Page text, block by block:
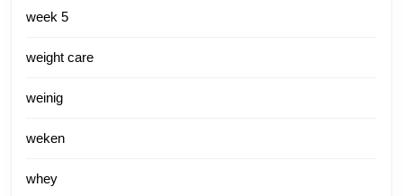
week 5
weight care
weinig
weken
whey